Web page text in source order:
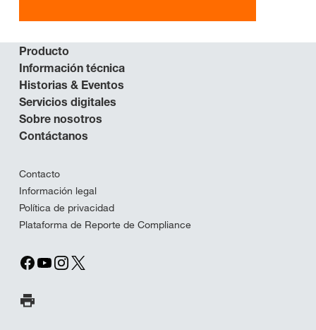
Producto
Información técnica
Historias & Eventos
Servicios digitales
Sobre nosotros
Contáctanos
Contacto
Información legal
Política de privacidad
Plataforma de Reporte de Compliance
Imprimir página